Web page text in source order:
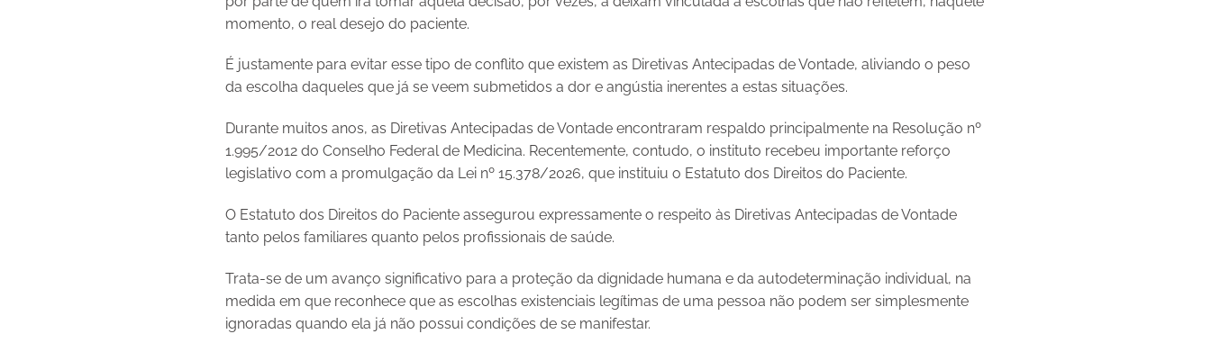
momento, o real desejo do paciente.
É justamente para evitar esse tipo de conflito que existem as Diretivas Antecipadas de Vontade, aliviando o peso
da escolha daqueles que já se veem submetidos a dor e angústia inerentes a estas situações.
Durante muitos anos, as Diretivas Antecipadas de Vontade encontraram respaldo principalmente na Resolução nº
1.995/2012 do Conselho Federal de Medicina. Recentemente, contudo, o instituto recebeu importante reforço
legislativo com a promulgação da Lei nº 15.378/2026, que instituiu o Estatuto dos Direitos do Paciente.
O Estatuto dos Direitos do Paciente assegurou expressamente o respeito às Diretivas Antecipadas de Vontade
tanto pelos familiares quanto pelos profissionais de saúde.
Trata-se de um avanço significativo para a proteção da dignidade humana e da autodeterminação individual, na
medida em que reconhece que as escolhas existenciais legítimas de uma pessoa não podem ser simplesmente
ignoradas quando ela já não possui condições de se manifestar.